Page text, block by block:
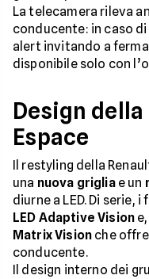
La telecamera rileva
conducente: in caso
alert invitando a
disponibile solo con
Design
Espace
Il restyling della
una nuova grigliae un
diurne a LED. Di
LED Adaptive Vision
Matrix Vision che
conducente.
Il design interno dei